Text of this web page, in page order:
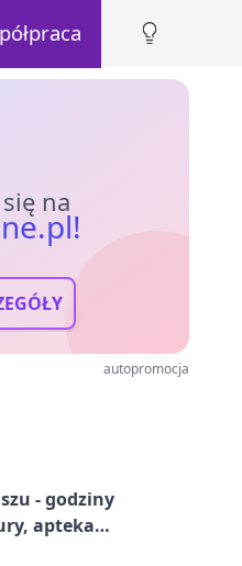
na
autopromocja
- godziny
apteka